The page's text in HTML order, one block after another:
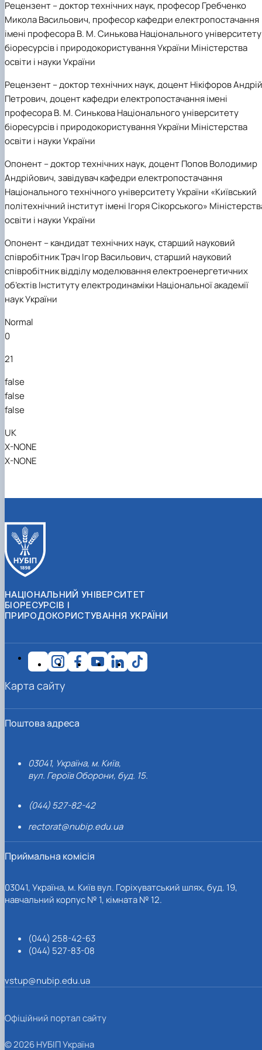
Рецензент– доктор технічних наук, професор Гребченко
Микола Васильович, професор кафедри електропостачання
імені професора В. М. Синькова Національного університету
біоресурсів і природокористування України Міністерства
освіти і науки України
Рецензент– доктор технічних наук, доцент Нікіфоров Андрій
Петрович, доцент кафедри електропостачання імені
професора В. М. Синькова Національного університету
біоресурсів і природокористування України Міністерства
освіти і науки України
Опонент– доктор технічних наук, доцент ПоповВолодимир
Андрійович, завідувач кафедри електропостачання
Національного технічного університету України «Київський
політехнічний інститут імені Ігоря Сікорського»
освіти і науки України
Опонент– кандидат технічних наук, старший науковий
співробітник Трач Ігор Васильович, старший науковий
співробітник відділу моделювання електроенергетичних
об’єктів Інституту електродинаміки Національної академії
наук України
Normal
0
21
false
false
false
UK
X-NONE
X-NONE
НАЦІОНАЛЬНИЙ УНІВЕРСИТЕТ
БІОРЕСУРСІВ І
ПРИРОДОКОРИСТУВАННЯ УКРАЇНИ
Поштова адреса
03041, Україна, м. Київ,
вул. Героїв Оборони, буд. 15.
(044) 527-82-42
rectorat@nubip.edu.ua
Приймальна комісія
03041, Україна, м. Київ вул. Горіхуватський шлях, буд. 19,
навчальний корпус № 1, кімната № 12.
(044) 258-42-63
(044) 527-83-08
vstup@nubip.edu.ua
Карта сайту
Офіційний портал сайту
© 2026 НУБІП Україна